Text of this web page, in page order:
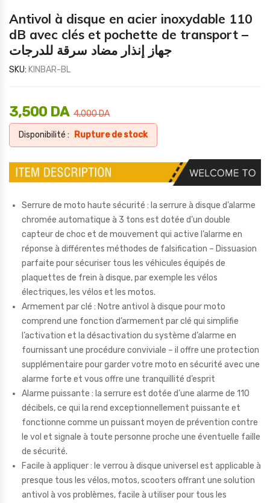
Antivol à disque en acier inoxydable 110
dB avec clés et pochette de transport –
جهاز إنذار مضاد سرقة للدرجات
SKU: KINBAR-BL
4,000DA
3,500 DA
Disponibilité : Rupture de stock
Serrure de moto haute sécurité : la serrure à disque d’alarme
chromée automatique à 3 tons est dotée d’un double
capteur de choc et de mouvement qui active l’alarme en
réponse à différentes méthodes de falsification – Dissuasion
parfaite pour sécuriser tous les véhicules équipés de
plaquettes de frein à disque, par exemple les vélos
électriques, les vélos et les motos.
Armement par clé : Notre antivol à disque pour moto
comprend une fonction d’armement par clé qui simplifie
l’activation et la désactivation du système d’alarme en
fournissant une procédure conviviale – il offre une protection
supplémentaire pour garder votre moto en sécurité avec une
alarme forte et vous offre une tranquillité d’esprit
Alarme puissante : la serrure est dotée d’une alarme de 110
décibels, ce qui la rend exceptionnellement puissante et
fonctionne comme un puissant moyen de prévention contre
le vol et signale à toute personne proche une éventuelle faille
de sécurité.
Facile à appliquer : le verrou à disque universel est applicable à
presque tous les vélos, motos, scooters offrant une solution
antivol à vos problèmes, facile à utiliser pour tous les